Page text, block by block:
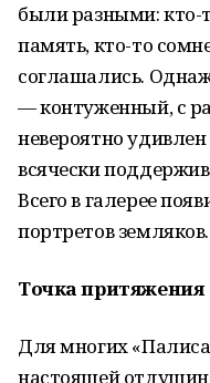
были разными: кто-
память, кто-то
соглашались.
— контуженный, с
невероятно
всячески
Всего в галерее
портретов земляков.
Точка притяжения
Для многих
настоящей